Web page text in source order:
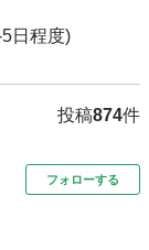
日程度)
投稿874件
フォローする